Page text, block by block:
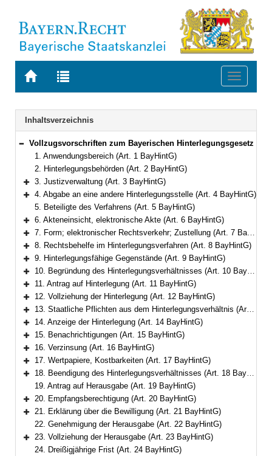
Zur
BAYERN.RECHT
Zur
letzten
Suche
Toggle
Navigation
Inhaltsverzeichnis
Bereich reduzieren
Vollzugsvorschriften zum Bayerischen Hinterlegungsgesetz
1. Anwendungsbereich (Art. 1 BayHintG)
2. Hinterlegungsbehörden (Art. 2 BayHintG)
Bereich erweitern
3. Justizverwaltung (Art. 3 BayHintG)
Bereich erweitern
4. Abgabe an eine andere Hinterlegungsstelle (Art. 4 BayHintG)
5. Beteiligte des Verfahrens (Art. 5 BayHintG)
Bereich erweitern
6. Akteneinsicht, elektronische Akte (Art. 6 BayHintG)
Bereich erweitern
7. Form; elektronischer Rechtsverkehr; Zustellung (Art. 7 BayHintG)
Bereich erweitern
8. Rechtsbehelfe im Hinterlegungsverfahren (Art. 8 BayHintG)
Bereich erweitern
9. Hinterlegungsfähige Gegenstände (Art. 9 BayHintG)
Bereich erweitern
10. Begründung des Hinterlegungsverhältnisses (Art. 10 BayHintG)
Bereich erweitern
11. Antrag auf Hinterlegung (Art. 11 BayHintG)
Bereich erweitern
12. Vollziehung der Hinterlegung (Art. 12 BayHintG)
Bereich erweitern
13. Staatliche Pflichten aus dem Hinterlegungsverhältnis (Art. 13 BayHintG)
Bereich erweitern
14. Anzeige der Hinterlegung (Art. 14 BayHintG)
Bereich erweitern
15. Benachrichtigungen (Art. 15 BayHintG)
Bereich erweitern
16. Verzinsung (Art. 16 BayHintG)
Bereich erweitern
17. Wertpapiere, Kostbarkeiten (Art. 17 BayHintG)
Bereich erweitern
18. Beendigung des Hinterlegungsverhältnisses (Art. 18 BayHintG)
19. Antrag auf Herausgabe (Art. 19 BayHintG)
Bereich erweitern
20. Empfangsberechtigung (Art. 20 BayHintG)
Bereich erweitern
21. Erklärung über die Bewilligung (Art. 21 BayHintG)
22. Genehmigung der Herausgabe (Art. 22 BayHintG)
Bereich erweitern
23. Vollziehung der Herausgabe (Art. 23 BayHintG)
24. Dreißigjährige Frist (Art. 24 BayHintG)